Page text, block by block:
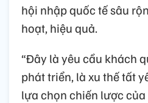
hội nhập quốc tế sâu
hoạt, hiệu quả.
“Đây là yêu cầu khách
phát triển, là xu thế tất
lựa chọn chiến lược